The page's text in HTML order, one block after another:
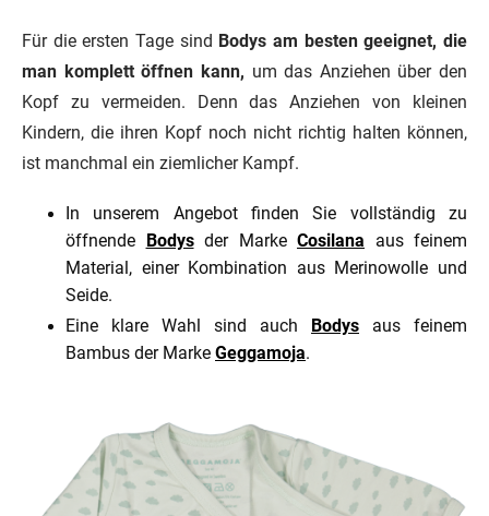
Für die ersten Tage sind Bodys am besten geeignet, die
man komplett öffnen kann, um das Anziehen über den
Kopf zu vermeiden. Denn das Anziehen von kleinen
Kindern, die ihren Kopf noch nicht richtig halten können,
ist manchmal ein ziemlicher Kampf.
In unserem Angebot finden Sie vollständig zu
öffnende Bodysder Marke Cosilana aus feinem
Material, einer Kombination aus Merinowolle und
Seide.
Eine klare Wahl sind auch Bodys aus feinem
Bambus der Marke Geggamoja.